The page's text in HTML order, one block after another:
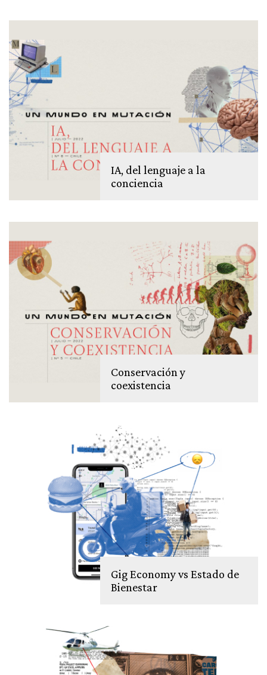
IA, del lenguaje a la
conciencia
Conservación y
coexistencia
Gig Economy vs Estado de
Bienestar